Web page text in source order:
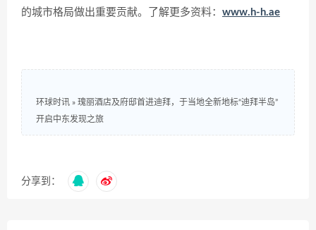
的城市格局做出重要贡献。了解更多资料： www.h-h.ae
环球时讯 » 瑰丽酒店及府邸首进迪拜，于当地全新地标“迪拜半岛”
开启中东发现之旅
分享到：